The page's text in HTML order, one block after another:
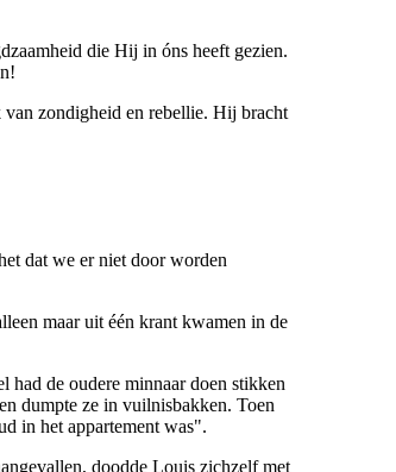
die Hij in óns heeft gezien.
van zondigheid en rebellie. Hij bracht
dat we er niet door worden
maar uit één krant kwamen in de
had de oudere minnaar doen stikken
dumpte ze in vuilnisbakken. Toen
in het appartement was".
doodde Louis zichzelf met